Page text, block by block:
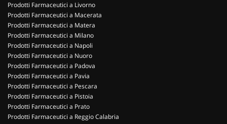
Prodotti Farmaceutici a Livorno
Prodotti Farmaceutici a Macerata
Prodotti Farmaceutici a Matera
Prodotti Farmaceutici a Milano
Prodotti Farmaceutici a Napoli
Prodotti Farmaceutici a Nuoro
Prodotti Farmaceutici a Padova
Prodotti Farmaceutici a Pavia
Prodotti Farmaceutici a Pescara
Prodotti Farmaceutici a Pistoia
Prodotti Farmaceutici a Prato
Prodotti Farmaceutici a Reggio Calabria